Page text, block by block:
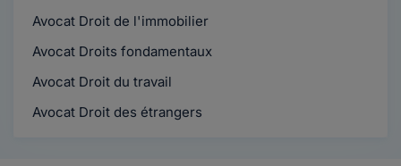
Avocat Droit de l'immobilier
Avocat Droits fondamentaux
Avocat Droit du travail
Avocat Droit des étrangers